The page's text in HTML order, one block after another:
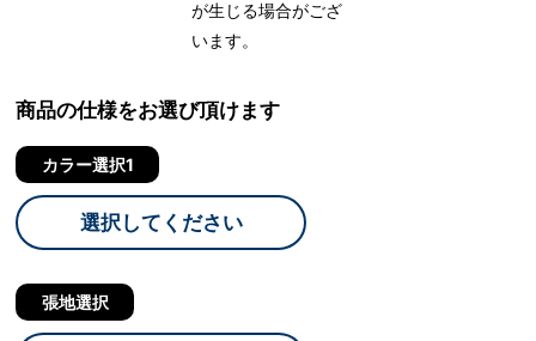
が生じる場合がござ
います。
商品の仕様をお選び頂けます
カラー選択1
選択してください
張地選択